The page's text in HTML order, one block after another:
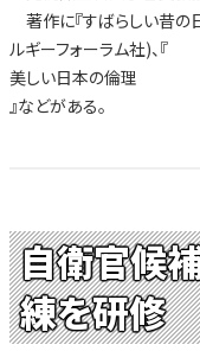
著作に『すばらしい昔の
ルギーフォーラム社)、『
美しい日本の倫理
』などがある。
自衛官候
練を研修